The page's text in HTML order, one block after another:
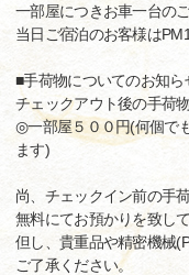
一部屋につきお車一台の
当日ご宿泊のお客様は
■手荷物についてのお知ら
チェックアウト後の手荷
◎一部屋５００円(何個で
ます)
尚、チェックイン前の手
無料にてお預かりを致して
但し、貴重品や精密機械
ご了承ください。